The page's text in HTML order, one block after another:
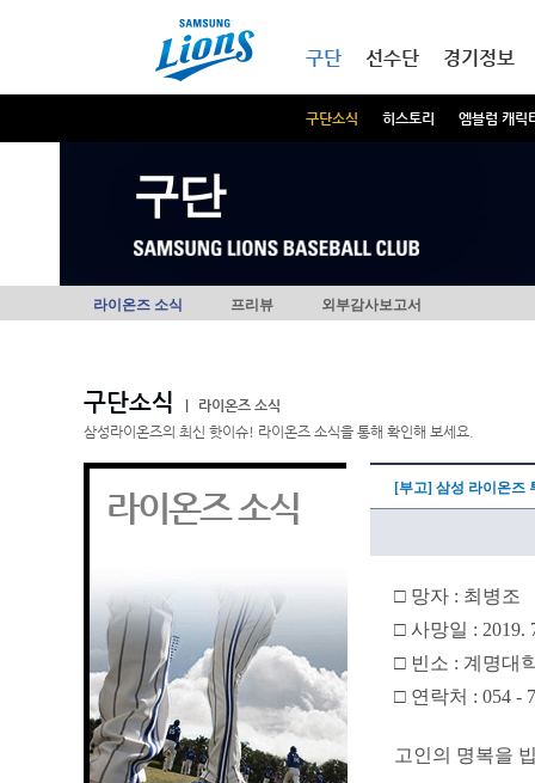
구단
구단소식 히스토리 엠블럼 캐릭
선수단 경기정보
구단
라이온즈 소식 프리뷰 외부감사보고서
구단소식
라이온즈 소식
삼성라이온즈의 최신 핫이슈! 라이온즈 소식을 통해 확인해 보세요.
라이온즈 소식 [부고] 삼성 라이온즈
□ 망자 : 최병조
□ 사망일 : 2019.
□ 빈소 : 계명대
□ 연락처 : 054 -
고인의 명복을